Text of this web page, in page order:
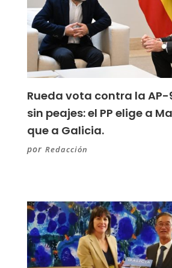
Rueda vota contra la
sin peajes: el PP elige a
que a Galicia.
por Redacción